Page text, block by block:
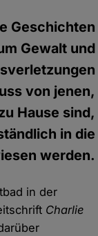
Geschichten
Gewalt und
von jenen,
Hause sind,
in die
werden.
in der
Charlie